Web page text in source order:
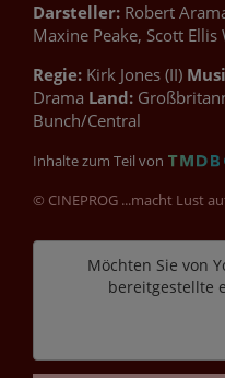
Darsteller: Robert
Maxine Peake, Scott
Regie: Kirk Jones (II)
Drama Land:
Bunch/Central
Inhalte zum Teil von
© CINEPROG ...macht Lust
Möchten Sie von
bereitgestellte